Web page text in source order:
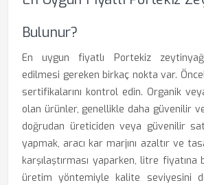
Bulunur?
En uygun fiyatlı Portekiz
edilmesi gereken birkaç nokta var.
sertifikalarını kontrol edin. Organik
olan ürünler, genellikle daha güvenilir ve
doğrudan üreticiden veya güvenilir
yapmak, aracı kar marjını azaltır ve
karşılaştırması yaparken, litre fiyatına
üretim yöntemiyle kalite seviyesini